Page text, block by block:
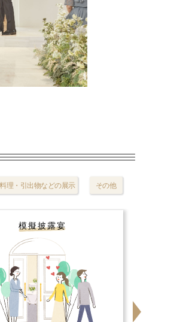
料理・引出物などの展示 その他
模擬披露宴